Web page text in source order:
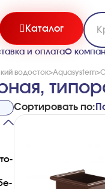
Каталог
и оплатаО
водосток>Aquasystem>
Сортировать по: